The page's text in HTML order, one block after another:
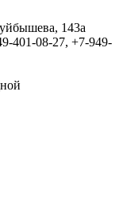
143а
401-08-27, +7-949-